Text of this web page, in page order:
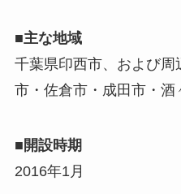
■主な地域
千葉県印西市、および
市・佐倉市・成田市・酒
■開設時期
2016年1月